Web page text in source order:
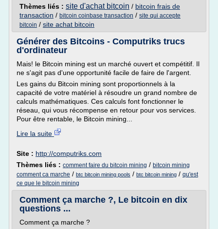
Thèmes liés : site d'achat bitcoin / bitcoin frais de
transaction / bitcoin coinbase transaction / site qui accepte
bitcoin / site achat bitcoin
Générer des Bitcoins - Computriks trucs
d'ordinateur
Mais! le Bitcoin mining est un marché ouvert et compétitif. Il
ne s'agit pas d'une opportunité facile de faire de l'argent.
Les gains du Bitcoin mining sont proportionnels à la
capacité de votre matériel à résoudre un grand nombre de
calculs mathématiques. Ces calculs font fonctionner le
réseau, qui vous récompense en retour pour vos services.
Pour être rentable, le Bitcoin mining...
Lire la suite
Site : http://computriks.com
Thèmes liés : comment faire du bitcoin mining / bitcoin mining
comment ca marche / btc bitcoin mining pools / btc bitcoin mining / qu'est
ce que le bitcoin mining
Comment ça marche ?, Le bitcoin en dix
questions ...
Comment ça marche ?